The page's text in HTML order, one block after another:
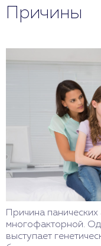
Причины
Причина
многофакторной.
выступает